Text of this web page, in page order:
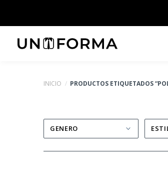
INICIO / PRODUCTOS ETIQUETADOS
GENERO